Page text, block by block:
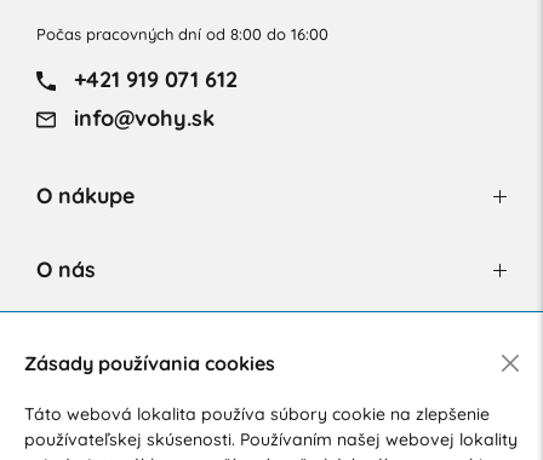
Počas pracovných dní od 8:00 do 16:00
+421 919 071 612
info@vohy.sk
O nákupe
O nás
Súhlasím so spracovaním osobných údajov pre marketingové
Zásady používania cookies
Táto webová lokalita používa súbory cookie na zlepšenie
používateľskej skúsenosti. Používaním našej webovej lokality